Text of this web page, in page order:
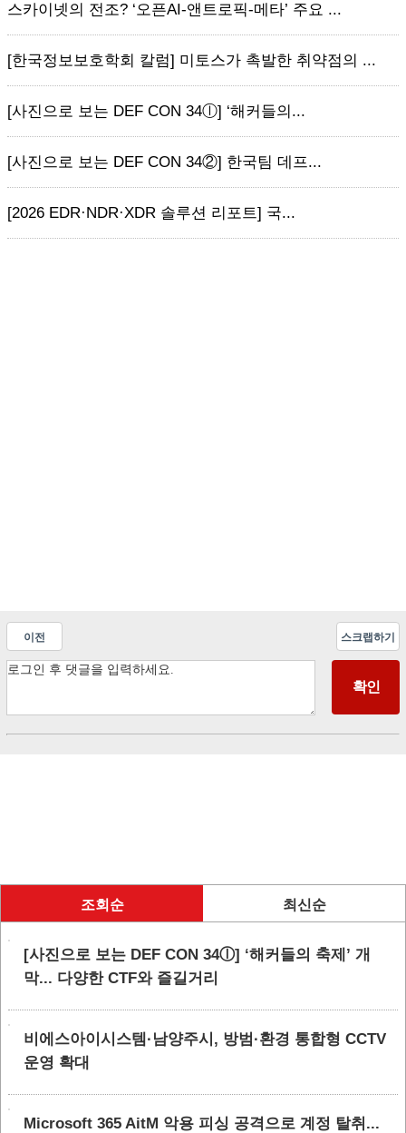
스카이넷의 전조? ‘오픈AI-앤트로픽-메타’ 주요 ...
[한국정보보호학회 칼럼] 미토스가 촉발한 취약점의 ...
[사진으로 보는 DEF CON 34ⓛ] ‘해커들의...
[사진으로 보는 DEF CON 34②] 한국팀 데프...
[2026 EDR·NDR·XDR 솔루션 리포트] 국...
이전 스크랩하기
조회순 최신순
[사진으로 보는 DEF CON 34ⓛ] ‘해커들의 축제’ 개
막... 다양한 CTF와 즐길거리
비에스아이시스템·남양주시, 방범·환경 통합형 CCTV
운영 확대
Microsoft 365 AitM 악용 피싱 공격으로 계정 탈취...